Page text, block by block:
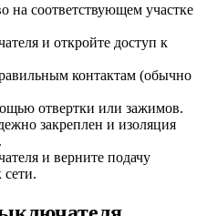
на соответствующем участке
и откройте доступ к
контактам (обычно
отвертки или зажимов.
закреплен и изоляция
и верните подачу
сети.